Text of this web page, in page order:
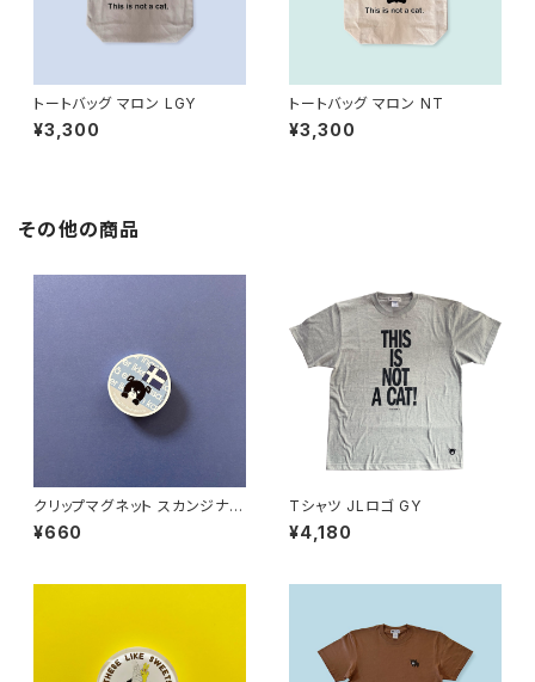
トートバッグ マロン LGY
¥3,300
トートバッグ マロン NT
¥3,300
その他の商品
クリップマグネット スカンジナビ
ア
¥660
Tシャツ JLロゴ GY
¥4,180